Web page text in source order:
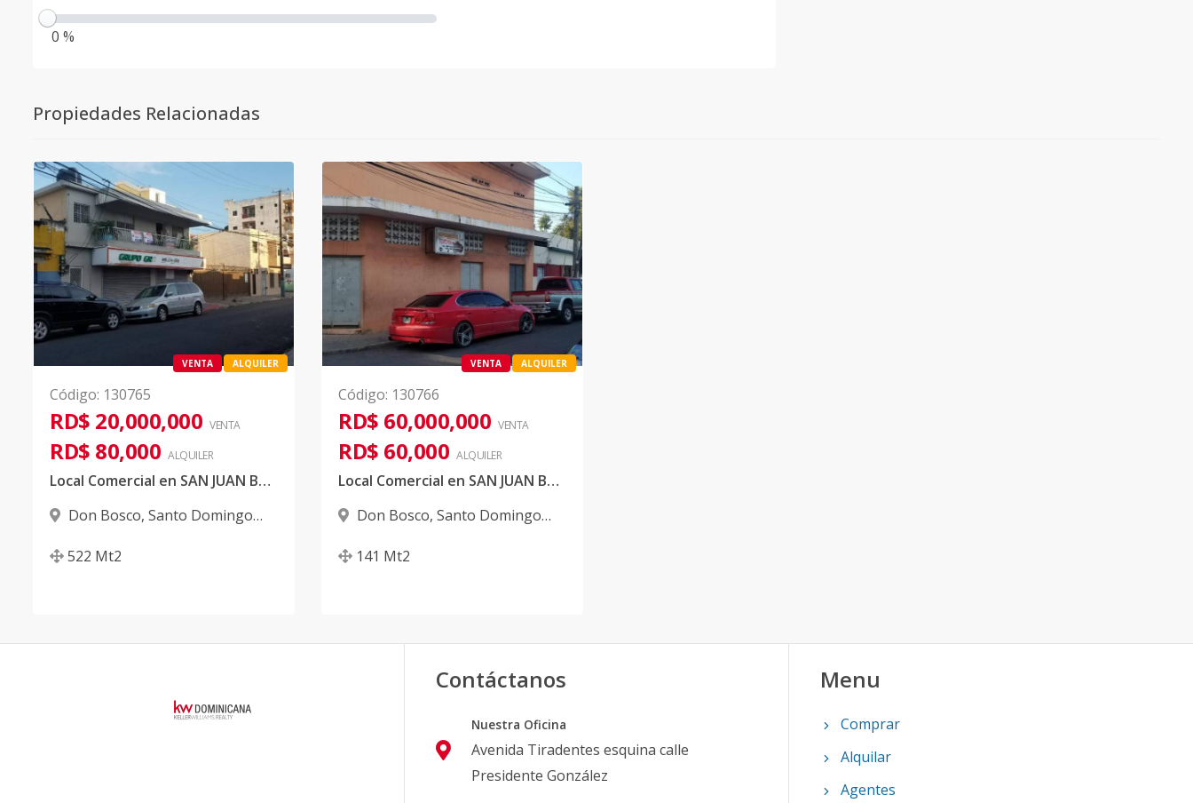
0 %
Propiedades Relacionadas
VENTA ALQUILER
Código: 130765
RD$ 20,000,000 VENTA
RD$ 80,000 ALQUILER
Local Comercial en SAN JUAN BOSCO
Don Bosco, Santo Domingo
522 Mt2
VENTA ALQUILER
Código: 130766
RD$ 60,000,000 VENTA
RD$ 60,000 ALQUILER
Local Comercial en SAN JUAN BOSCO
Don Bosco, Santo Domingo
141 Mt2
Contáctanos
Nuestra Oficina
Avenida Tiradentes esquina calle
Presidente González
Menu
Comprar
Alquilar
Agentes